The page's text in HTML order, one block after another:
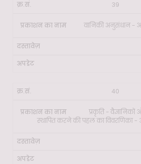
39
वानिकी अनुसंधान -
40
प्रकृति - वैज्ञानिकों
स्थापित करने की पहल का विवरणिका